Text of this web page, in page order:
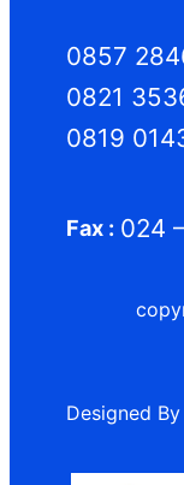
0857
0821
0819
Fax : 024
Designed By